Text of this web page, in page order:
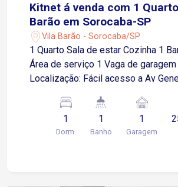
Kitnet á venda com 1
Barão em Sorocaba-SP
Vila Barão - Sorocaba/SP
1 Quarto Sala de estar Cozinha 1
Área de serviço 1 Vaga de
Localização: Fácil acesso a Av
comércios em geral.
1
Dorm.
1
Banho
1
Garagem